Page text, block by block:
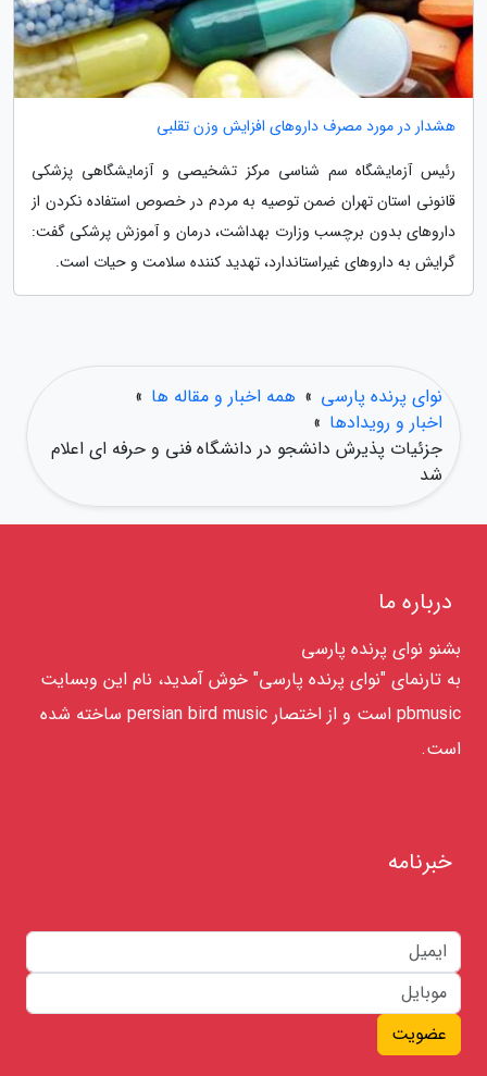
هشدار در مورد مصرف داروهای افزایش وزن تقلبی
رئیس آزمایشگاه سم شناسی مرکز تشخیصی و آزمایشگاهی پزشکی
قانونی استان تهران ضمن توصیه به مردم در خصوص استفاده نکردن از
داروهای بدون برچسب وزارت بهداشت، درمان و آموزش پرشکی گفت:
گرایش به داروهای غیراستاندارد، تهدید کننده سلامت و حیات است.
نوای پرنده پارسی » همه اخبار و مقاله ها »
اخبار و رویدادها »
جزئیات پذیرش دانشجو در دانشگاه فنی و حرفه ای اعلام
شد
درباره ما
بشنو نوای پرنده پارسی
به تارنمای "نوای پرنده پارسی" خوش آمدید، نام این وبسایت
pbmusic است و از اختصار persian bird music ساخته شده
است.
خبرنامه
عضویت